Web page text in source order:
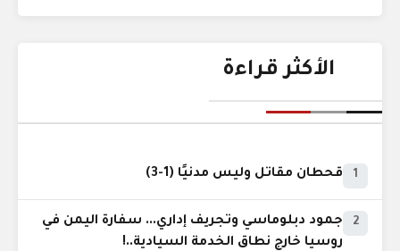
الأكثر قراءة
1 قحطان مقاتل وليس مدنيًا (1-3)
2
جمود دبلوماسي وتجريف إداري... سفارة اليمن في
روسيا خارج نطاق الخدمة السيادية..!